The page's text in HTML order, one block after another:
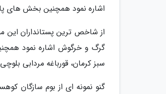
اشاره نمود همچنین بخش های
از شاخص ترین پستانداران این
گرگ و خرگوش اشاره نمود
سبز کرمان، قورباغه مردابی
گنو نمونه ای از بوم سازگان